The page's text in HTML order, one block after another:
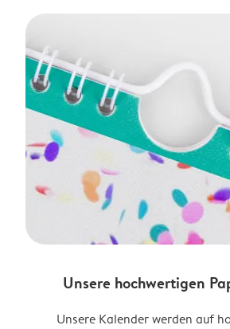
Unsere hochwertigen
Unsere Kalender werden auf